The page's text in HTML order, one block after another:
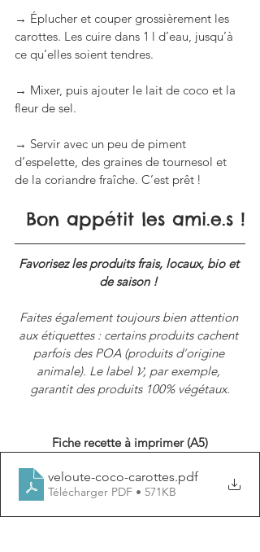
→ Éplucher et couper grossièrement les
carottes. Les cuire dans 1 l d’eau, jusqu’à
ce qu’elles soient tendres.
→ Mixer, puis ajouter le lait de coco et la
fleur de sel.
→ Servir avec un peu de piment
d’espelette, des graines de tournesol et
de la coriandre fraîche. C’est prêt !
Bon appétit les ami.e.s !
Favorisez les produits frais, locaux, bio et
de saison !
Faites également toujours bien attention
aux étiquettes : certains produits cachent
parfois des POA (produits d’origine
animale). Le label 𝓥, par exemple,
garantit des produits 100% végétaux.
Fiche recette à imprimer (A5)
veloute-coco-carottes.pdf
Télécharger PDF • 571KB